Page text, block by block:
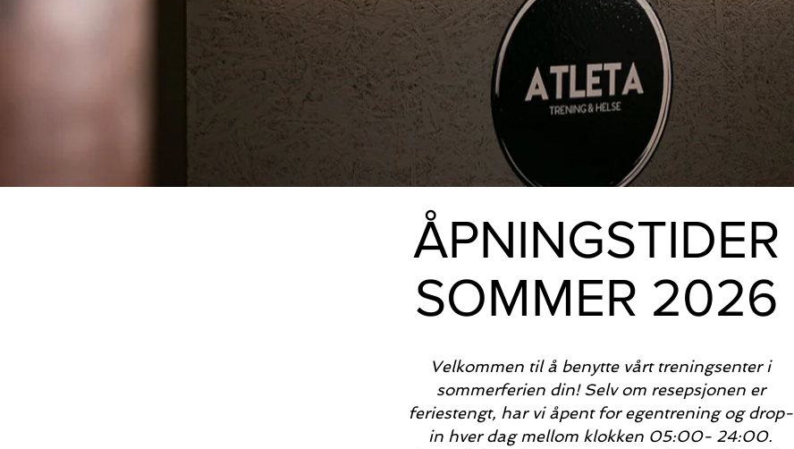
ÅPNINGSTIDER
SOMMER 2026
Velkommen til å benytte vårt treningsenter i
sommerferien din!Selv om resepsjonen er
feriestengt, har vi åpent for egentrening og drop-
in hver dag mellom klokken 05:00- 24:00.